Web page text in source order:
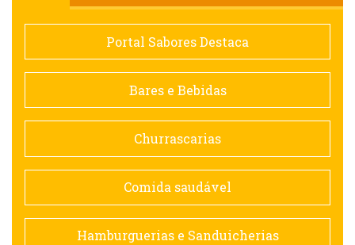
Comida saudável
Contemporânea
Doceria
Espanhola
Francesa
Portal Sabores Destaca
Bares e Bebidas
Churrascarias
Comida saudável
Hamburguerias e Sanduicherias